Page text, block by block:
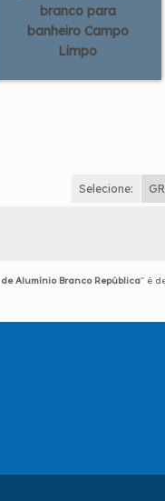
branco para
banheiro Campo
Limpo
Selecione:
Alumínio Branco República" é